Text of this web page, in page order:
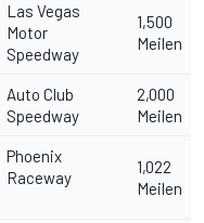
Las Vegas
Motor
Speedway
1,500
Meilen
Auto Club
Speedway
2,000
Meilen
Phoenix
Raceway
1,022
Meilen